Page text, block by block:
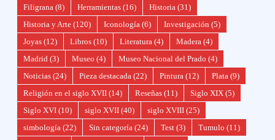
Filigrana (8) Herramientas (16) Historia (31)
Historia y Arte (120) Iconología (6) Investigación (5)
Joyas (12) Libros (10) Literatura (4) Madera (4)
Madrid (3) Museo (4) Museo Nacional del Prado (4)
Noticias (24) Pieza destacada (22) Pintura (12) Plata (9)
Religión en el siglo XVII (14) Reseñas (11) Siglo XIX (5)
Siglo XVI (10) siglo XVII (40) siglo XVIII (25)
simbología (22) Sin categoría (24) Test (3) Tumulo (11)